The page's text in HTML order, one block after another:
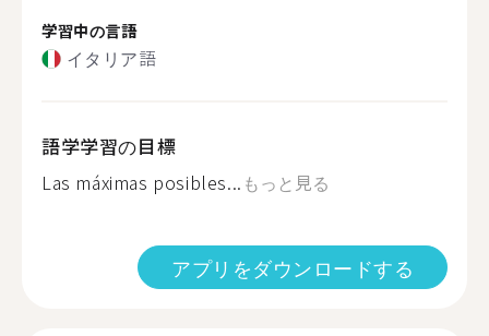
学習中の言語
イタリア語
語学学習の目標
Las máximas posibles... もっと見る
アプリをダウンロードする